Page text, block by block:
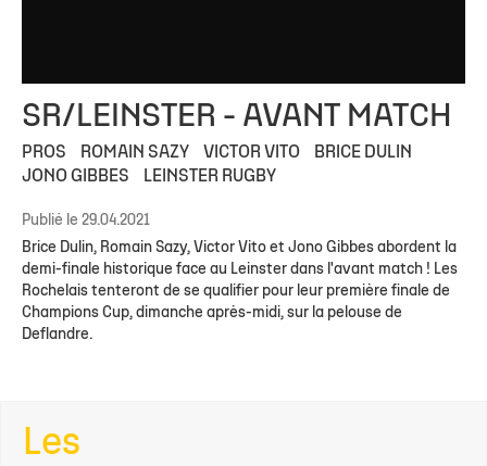
SR/LEINSTER - AVANT MATCH
PROS ROMAIN SAZY VICTOR VITO
BRICE DULIN
JONO GIBBES
LEINSTER RUGBY
Publié le 29.04.2021
Brice Dulin, Romain Sazy, Victor Vito et Jono Gibbes abordent la
demi-finale historique face au Leinster dans l'avant match ! Les
Rochelais tenteront de se qualifier pour leur première finale de
Champions Cup, dimanche après-midi, sur la pelouse de
Deflandre.
Les